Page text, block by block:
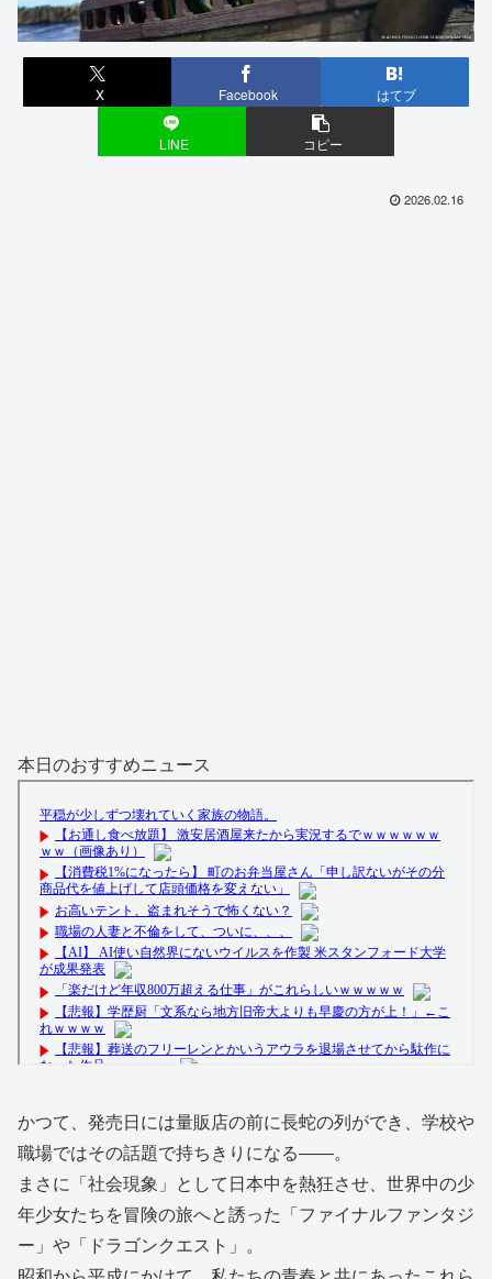
X Facebook はてブ
LINE コピー
2026.02.16
本日のおすすめニュース
かつて、発売日には量販店の前に長蛇の列ができ、学校や
職場ではその話題で持ちきりになる――。
まさに「社会現象」として日本中を熱狂させ、世界中の少
年少女たちを冒険の旅へと誘った「ファイナルファンタジ
ー」や「ドラゴンクエスト」。